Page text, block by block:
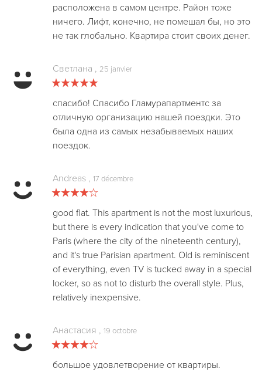
расположена в самом центре. Район тоже
ничего. Лифт, конечно, не помешал бы, но это
не так глобально. Квартира стоит своих денег.
Светлана , 25 janvier
спасибо! Спасибо Гламурапартментс за
отличную организацию нашей поездки. Это
была одна из самых незабываемых наших
поездок.
Andreas , 17 décembre
good flat. This apartment is not the most luxurious,
but there is every indication that you've come to
Paris (where the city of the nineteenth century),
and it's true Parisian apartment. Old is reminiscent
of everything, even TV is tucked away in a special
locker, so as not to disturb the overall style. Plus,
relatively inexpensive.
Анастасия , 19 octobre
большое удовлетворение от квартиры.